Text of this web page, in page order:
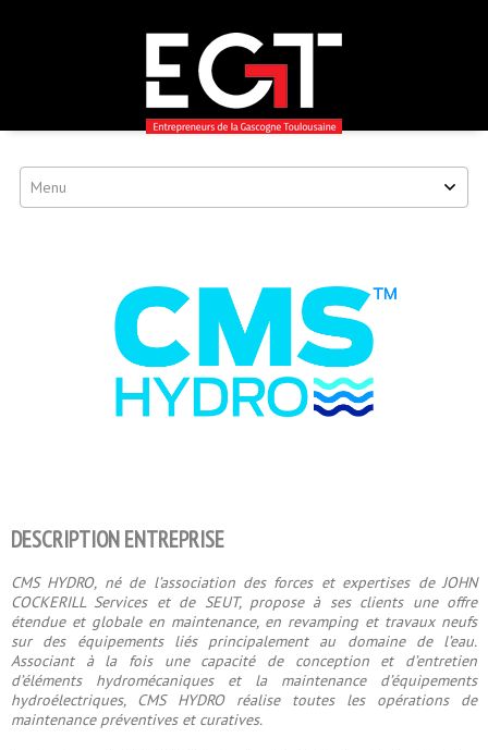
Passer
au
DESCRIPTION ENTREPRISE
CMS HYDRO, né de l’association des forces et expertises de JOHN
COCKERILL Services et de SEUT, propose à ses clients une offre
étendue et globale en maintenance, en revamping et travaux neufs
sur des équipements liés principalement au domaine de l’eau.
Associant à la fois une capacité de conception et d’entretien
d’éléments hydromécaniques et la maintenance d’équipements
hydroélectriques, CMS HYDRO réalise toutes les opérations de
maintenance préventives et curatives.